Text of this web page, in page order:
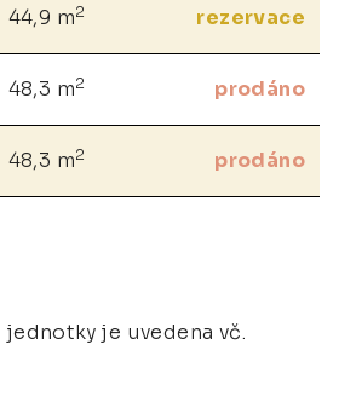
44,9 m2 rezervace
48,3 m2 prodáno
48,3 m2 prodáno
jednotky je uvedena vč.